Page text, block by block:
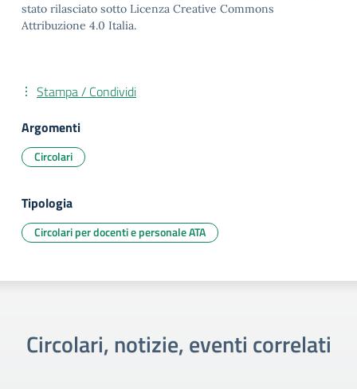
stato rilasciato sotto Licenza Creative Commons
Attribuzione 4.0 Italia.
Stampa / Condividi
Argomenti
Circolari
Tipologia
Circolari per docenti e personale ATA
Circolari, notizie, eventi correlati